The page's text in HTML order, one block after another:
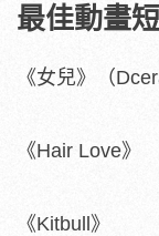
最佳動畫
《女兒》（
《Hair Love》
《Kitbull》